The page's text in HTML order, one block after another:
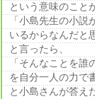
という意味のこと
「小島先生の小
いるからなんだと
と言ったら、
「そんなことを
を自分一人の力で
と小島さんが答え